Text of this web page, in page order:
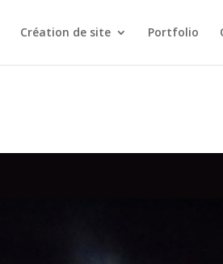
Création de site Portfolio